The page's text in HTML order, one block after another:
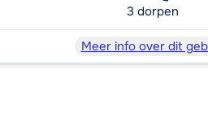
3 dorpen
Meer info over dit